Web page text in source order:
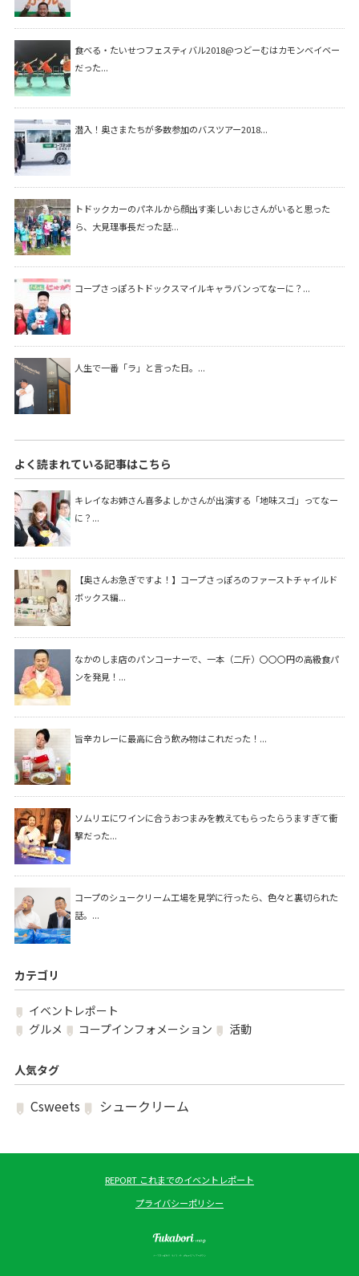
食べる・たいせつフェスティバル2018@つどーむはカモンベイベー
だった...
潜入！奥さまたちが多数参加のバスツアー2018...
トドックカーのパネルから顔出す楽しいおじさんがいると思った
ら、大見理事長だった話...
コープさっぽろトドックスマイルキャラバンってなーに？...
人生で一番「ラ」と言った日。...
よく読まれている記事はこちら
キレイなお姉さん喜多よしかさんが出演する「地味スゴ」ってなー
に？...
【奥さんお急ぎですよ！】コープさっぽろのファーストチャイルド
ボックス編...
なかのしま店のパンコーナーで、一本（二斤）〇〇〇円の高級食パ
ンを発見！...
旨辛カレーに最高に合う飲み物はこれだった！...
ソムリエにワインに合うおつまみを教えてもらったらうますぎて衝
撃だった...
コープのシュークリーム工場を見学に行ったら、色々と裏切られた
話。...
カテゴリ
イベントレポート
グルメ
コープインフォメーション 活動
人気タグ
Csweets シュークリーム
REPORT これまでのイベントレポート
プライバシーポリシー